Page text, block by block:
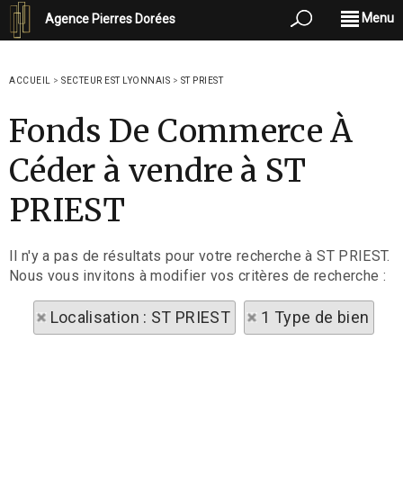
Agence Pierres Dorées Menu
ACCUEIL > SECTEUR EST LYONNAIS > ST PRIEST
Fonds De Commerce À
Céder à vendre à ST
PRIEST
Il n'y a pas de résultats pour votre recherche à ST PRIEST.
Nous vous invitons à modifier vos critères de recherche :
Localisation : ST PRIEST 1 Type de bien